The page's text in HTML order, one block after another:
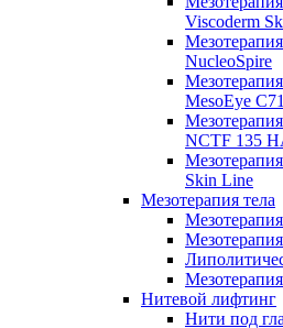
Viscoderm
NucleoSpire
MesoEye С71
NCTF 135
Skin Line
Мезотерапия тела
Нитевой лифтинг
Нити под